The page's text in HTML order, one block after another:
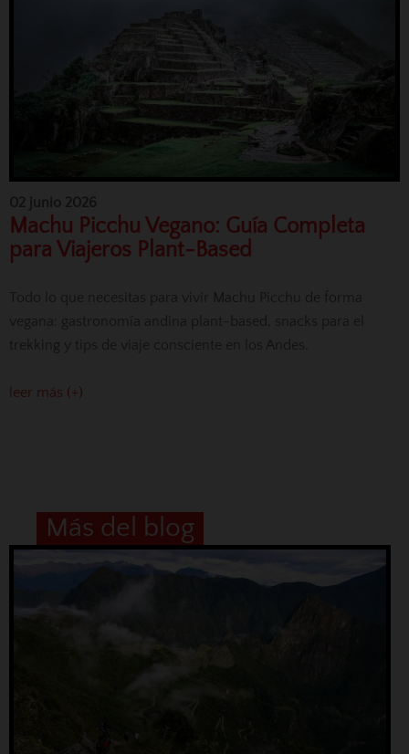
Machu Picchu Vegano: Guía Completa
para Viajeros Plant-Based
leer más (+)
Más del blog